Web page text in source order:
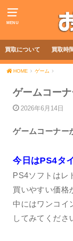
MENU
買取について 買取時
HOME ゲーム
ゲームコー
2026年6月14日
ゲームコーナー
今日はPS4タ
PS4ソフトはレ
買いやすい価格
中にはワンコイ
してみてくださ